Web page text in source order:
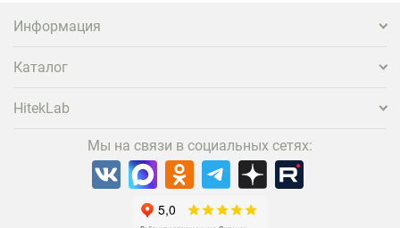
Информация
Каталог
HitekLab
Мы на связи в социальных сетях: